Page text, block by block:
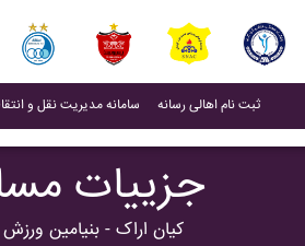
سامانه مدیریت نقل و (current)
ثبت نام اهالی رسانه(current)
جزییات
کيان اراک - بنيامين ورزش